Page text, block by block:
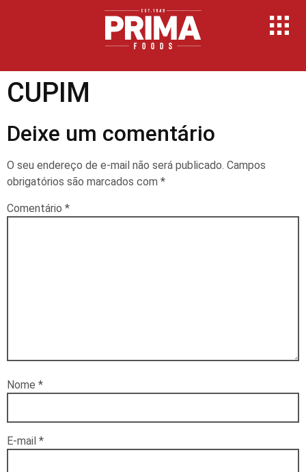
CUPIM
Deixe um comentário
O seu endereço de e-mail não será publicado. Campos
obrigatórios são marcados com *
Comentário *
Nome *
E-mail *